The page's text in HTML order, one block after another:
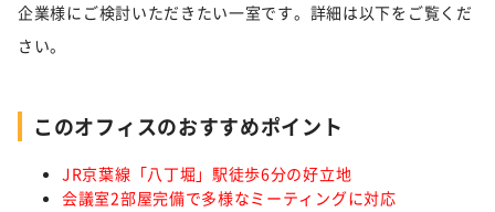
企業様にご検討いただきたい一室です。詳細は以下をご覧くだ
さい。
このオフィスのおすすめポイント
JR京葉線「八丁堀」駅徒歩6分の好立地
会議室2部屋完備で多様なミーティングに対応